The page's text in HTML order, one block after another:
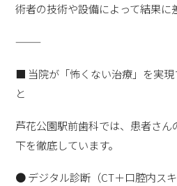
術者の技術や設備によって結果に
⸻
■ 当院が「怖くない治療」を実現
と
芦花公園駅前歯科では、患者さ
下を徹底しています。
● デジタル診断（CT＋口腔内スキ